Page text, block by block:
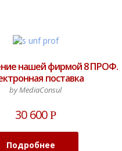
нашей фирмой 8 ПРОФ.
поставка
by MediaConsul
30 600Р
Подробнее